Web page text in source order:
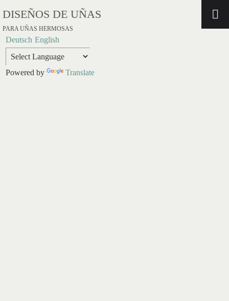
DISEÑOS DE UÑAS
PARA UÑAS HERMOSAS
Deutsch English
Powered by Translate